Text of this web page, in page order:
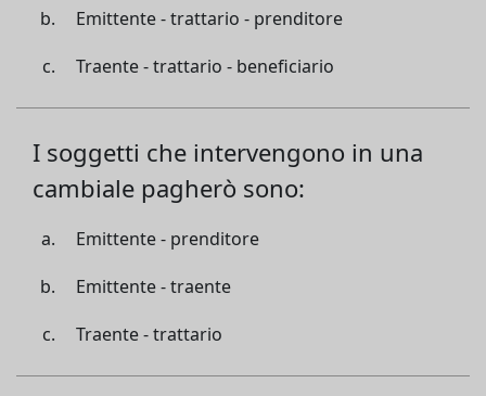
Emittente - trattario - prenditore
Traente - trattario - beneficiario
I soggetti che intervengono in una
cambiale pagherò sono:
Emittente - prenditore
Emittente - traente
Traente - trattario